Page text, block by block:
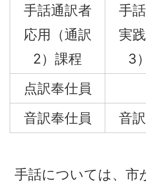
手話通訳者
応用（通訳
2）課程
手
実
3
点訳奉仕員
音訳奉仕員
音
手話については、市